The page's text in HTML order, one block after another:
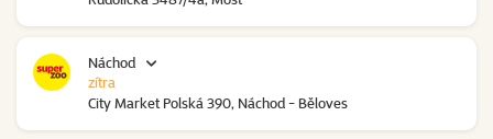
Náchod
City Market Polská 390, Náchod - Běloves
zítra